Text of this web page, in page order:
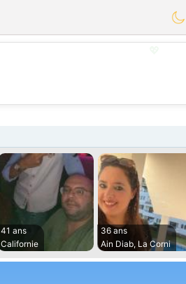
41 ans
Californie
36 ans
Ain Diab, La Corni